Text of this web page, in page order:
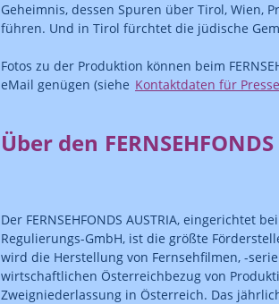
Geheimnis, dessen Spuren über Tirol, Wien,
führen. Und in Tirol fürchtet die jüdische
Fotos zu der Produktion können beim
eMail genügen (siehe Kontaktdaten für
Über den
Der FERNSEHFONDS AUSTRIA, eingerichtet
Regulierungs-GmbH, ist die größte
wird die Herstellung von Fernsehfilmen, -
wirtschaftlichen Österreichbezug von
Zweigniederlassung in Österreich. Das